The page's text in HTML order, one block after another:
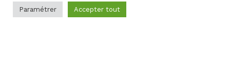
© 2026 Recevoir en Normandie
Paramétrer Accepter tout